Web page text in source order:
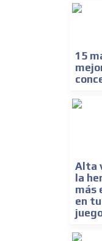
15
Alta
la
más
en